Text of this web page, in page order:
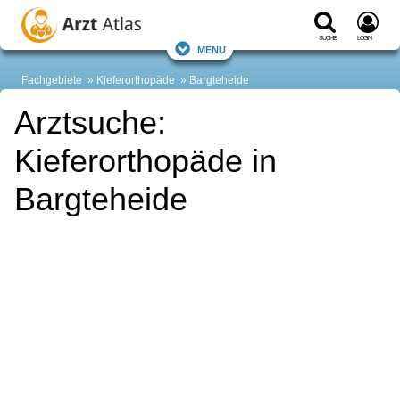
Suche Login
Menü
Fachgebiete Kieferorthopäde Bargteheide
Arztsuche:
Kieferorthopäde in
Bargteheide